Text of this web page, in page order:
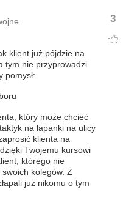
3
klient już pójdzie na
tym nie przyprowadzi
pomysł:
który może chcieć
na łapanki na ulicy
klienta na
Twojemu kursowi
którego nie
kolegów. Z
już nikomu o tym